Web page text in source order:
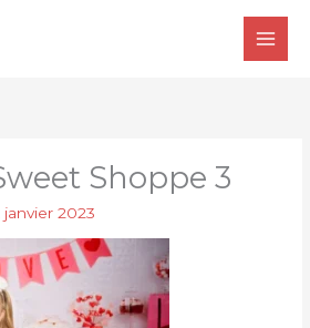
Shoppe 3
janvier 2023